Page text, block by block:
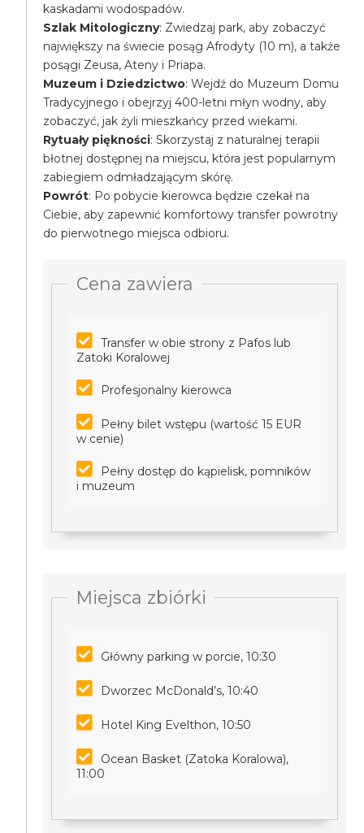
kaskadami wodospadów.
Szlak Mitologiczny: Zwiedzaj park, aby zobaczyć
największy na świecie posąg Afrodyty (10 m), a także
posągi Zeusa, Ateny i Priapa.
Muzeum i Dziedzictwo: Wejdź do Muzeum Domu
Tradycyjnego i obejrzyj 400-letni młyn wodny, aby
zobaczyć, jak żyli mieszkańcy przed wiekami.
Rytuały piękności: Skorzystaj z naturalnej terapii
błotnej dostępnej na miejscu, która jest popularnym
zabiegiem odmładzającym skórę.
Powrót: Po pobycie kierowca będzie czekał na
Ciebie, aby zapewnić komfortowy transfer powrotny
do pierwotnego miejsca odbioru.
Cena zawiera
Transfer w obie strony z Pafos lub
Zatoki Koralowej
Profesjonalny kierowca
Pełny bilet wstępu (wartość 15 EUR
w cenie)
Pełny dostęp do kąpielisk, pomników
i muzeum
Miejsca zbiórki
Główny parking w porcie, 10:30
Dworzec McDonald’s, 10:40
Hotel King Evelthon, 10:50
Ocean Basket (Zatoka Koralowa),
11:00